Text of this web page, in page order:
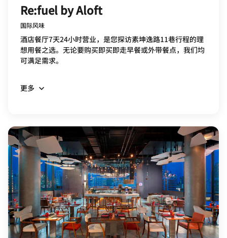
Re:fuel by Aloft
国际风味
酒店餐厅7天24小时营业，是您探访素坤逸路11巷行程的理
想用餐之选。无论要购买即买即走早餐或外带餐点，我们均
可满足需求。
更多